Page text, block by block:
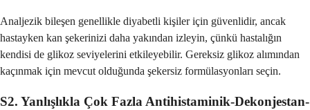
Analjezik bileşen genellikle diyabetli kişiler için güvenlidir, ancak
hastayken kan şekerinizi daha yakından izleyin, çünkü hastalığın
kendisi de glikoz seviyelerini etkileyebilir. Gereksiz glikoz alımından
kaçınmak için mevcut olduğunda şekersiz formülasyonları seçin.
S2. Yanlışlıkla Çok Fazla Antihistaminik-Dekonjestan-